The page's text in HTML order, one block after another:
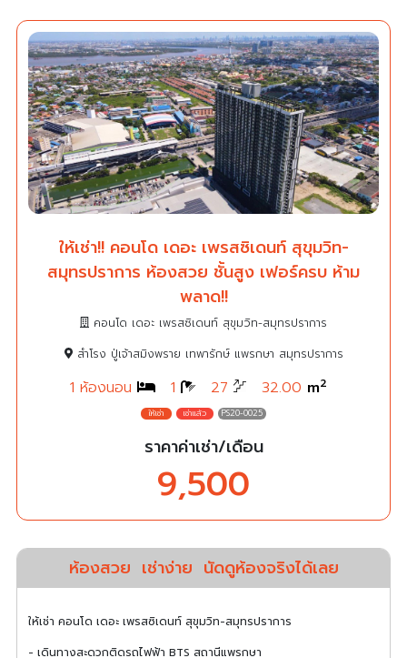
ให้เช่า!! คอนโด เดอะ เพรสซิเดนท์ สุขุมวิท-
สมุทรปราการ ห้องสวย ชั้นสูง เฟอร์ครบ ห้าม
พลาด!!
คอนโด เดอะ เพรสซิเดนท์ สุขุมวิท-สมุทรปราการ
สำโรง ปู่เจ้าสมิงพราย เทพารักษ์ แพรกษา สมุทรปราการ
1 ห้องนอน 1 27 32.00 m2
PS20-0025
ราคาค่าเช่า/เดือน
9,500
ห้องสวย เช่าง่าย นัดดูห้องจริงได้เลย
ให้เช่า คอนโด เดอะ เพรสซิเดนท์ สุขุมวิท-สมุทรปราการ
- เดินทางสะดวกติดรถไฟฟ้า BTS สถานีแพรกษา